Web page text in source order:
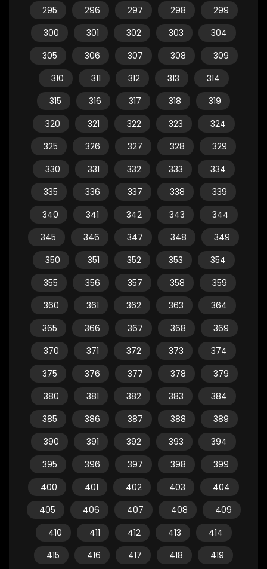
295
296 297 298
299
300
301 302 303
304
305
306 307 308
309
310
311 312 313
314
315
316 317 318
319
320
321 322 323
324
325
326 327 328
329
330
331 332 333
334
335
336 337 338
339
340
341 342 343
344
345
346 347 348
349
350
351 352 353
354
355
356 357 358
359
360
361 362 363
364
365
366 367 368
369
370
371 372 373
374
375
376 377 378
379
380
381 382 383
384
385
386 387 388
389
390
391 392 393
394
395
396 397 398
399
400
401 402 403
404
405
406 407 408
409
410
411 412 413
414
415
416 417 418 419